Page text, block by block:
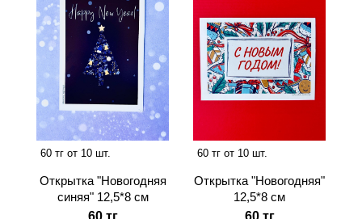
60 тг от 10 шт.
Открытка "Новогодняя
синяя" 12,5*8 см
60 тг
60 тг от 10 шт.
Открытка "Новогодняя"
12,5*8 см
60 тг